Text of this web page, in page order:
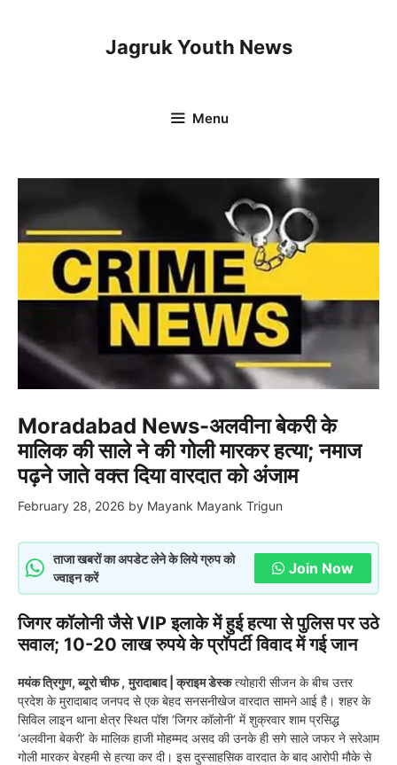
Jagruk Youth News
Menu
Moradabad News-अलवीना बेकरी के
मालिक की साले ने की गोली मारकर हत्या; नमाज
पढ़ने जाते वक्त दिया वारदात को अंजाम
February 28, 2026 by Mayank Mayank Trigun
ताजा खबरों का अपडेट लेने के लिये ग्रुप को
ज्वाइन करें
Join Now
जिगर कॉलोनी जैसे VIP इलाके में हुई हत्या से पुलिस पर उठे
सवाल; 10-20 लाख रुपये के प्रॉपर्टी विवाद में गई जान
मयंक त्रिगुण, ब्यूरो चीफ , मुरादाबाद | क्राइम डेस्कत्योहारी सीजन के बीच उत्तर
प्रदेश के मुरादाबाद जनपद से एक बेहद सनसनीखेज वारदात सामने आई है। शहर के
सिविल लाइन थाना क्षेत्र स्थित पॉश ‘जिगर कॉलोनी’ में शुक्रवार शाम प्रसिद्ध
‘अलवीना बेकरी’ के मालिक हाजी मोहम्मद असद की उनके ही सगे साले जफर ने सरेआम
गोली मारकर बेरहमी से हत्या कर दी। इस दुस्साहसिक वारदात के बाद आरोपी मौके से